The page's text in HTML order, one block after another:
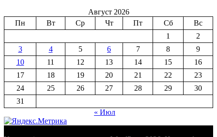
Август 2026
Пн
Вт Ср Чт Пт Сб
Вс
1
2
3
4 5 6 7 8
9
10
11 12 13 14 15
16
17
18 19 20 21 22
23
24
25 26 27 28 29
30
31
« Июл